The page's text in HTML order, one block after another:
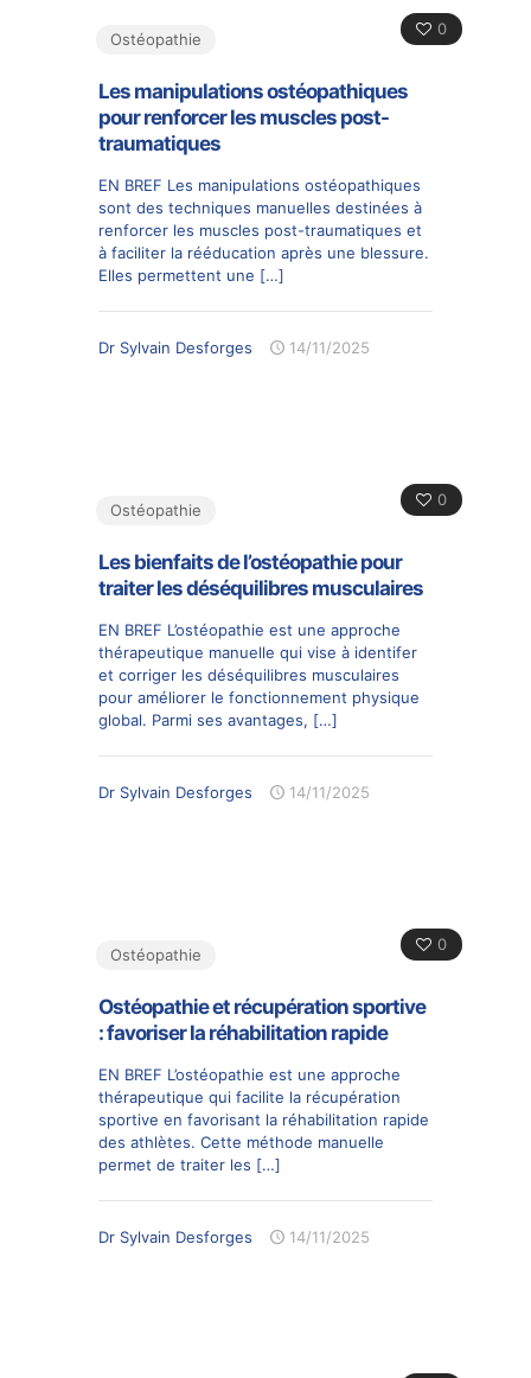
0
Ostéopathie
Les manipulations ostéopathiques
pour renforcer les muscles post-
traumatiques
EN BREF Les manipulations ostéopathiques
sont des techniques manuelles destinées à
renforcer les muscles post-traumatiques et
à faciliter la rééducation après une blessure.
Elles permettent une […]
Dr Sylvain Desforges 14/11/2025
0
Ostéopathie
Les bienfaits de l’ostéopathie pour
traiter les déséquilibres musculaires
EN BREF L’ostéopathie est une approche
thérapeutique manuelle qui vise à identifer
et corriger les déséquilibres musculaires
pour améliorer le fonctionnement physique
global. Parmi ses avantages, […]
Dr Sylvain Desforges 14/11/2025
0
Ostéopathie
Ostéopathie et récupération sportive
: favoriser la réhabilitation rapide
EN BREF L’ostéopathie est une approche
thérapeutique qui facilite la récupération
sportive en favorisant la réhabilitation rapide
des athlètes. Cette méthode manuelle
permet de traiter les […]
Dr Sylvain Desforges 14/11/2025